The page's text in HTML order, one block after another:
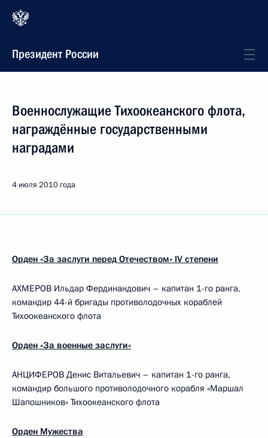
Президент России
Военнослужащие Тихоокеанского флота,
награждённые государственными
наградами
4 июля 2010 года
Орден «За заслуги перед Отечеством» IV cтепени
АХМЕРОВ Ильдар Фердинандович – капитан 1-го ранга,
командир 44-й бригады противолодочных кораблей
Тихоокеанского флота
Орден «За военные заслуги»
АНЦИФЕРОВ Денис Витальевич – капитан 1-го ранга,
командир большого противолодочного корабля «Маршал
Шапошников» Тихоокеанского флота
Орден Мужества